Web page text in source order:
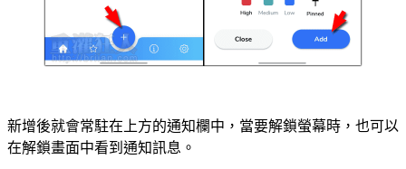
新增後就會常駐在上方的通知欄中，當要解鎖螢幕時，也可以
在解鎖畫面中看到通知訊息。